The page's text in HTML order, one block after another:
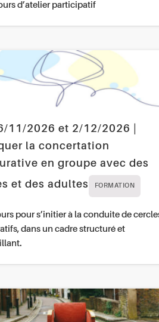
d’atelier participatif
11/2026 et 2/12/2026 |
la concertation
en groupe avec des
et des adultes
FORMATION
pour s’initier à la conduite de
dans un cadre structuré et